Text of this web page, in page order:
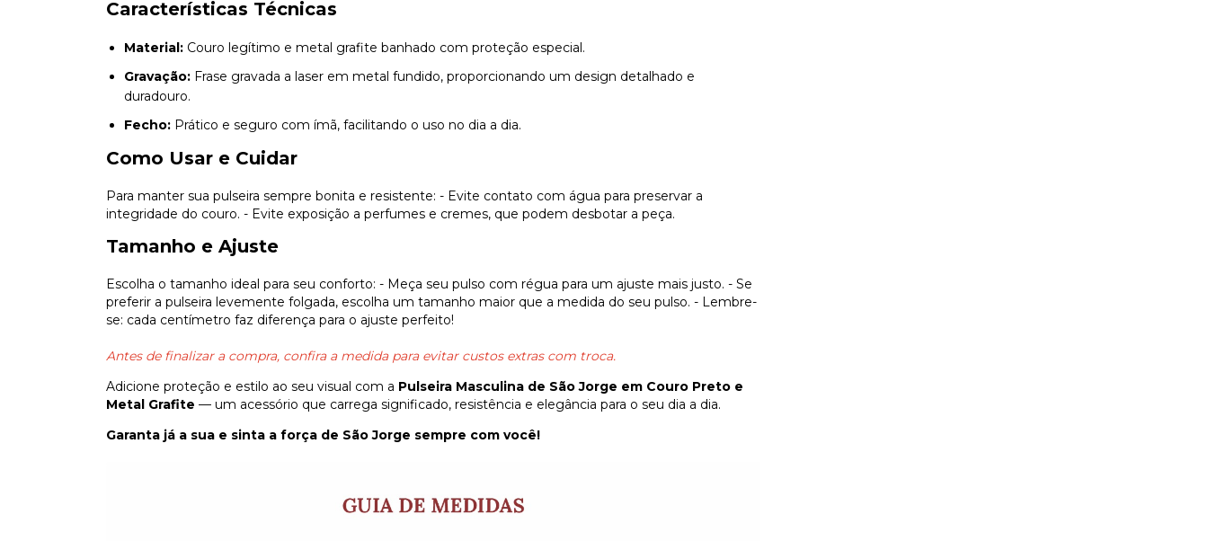
Características Técnicas
Material: Couro legítimo e metal grafite banhado com proteção especial.
Gravação: Frase gravada a laser em metal fundido, proporcionando um design detalhado e
duradouro.
Fecho: Prático e seguro com ímã, facilitando o uso no dia a dia.
Como Usar e Cuidar
Para manter sua pulseira sempre bonita e resistente: - Evite contato com água para preservar a
integridade do couro. - Evite exposição a perfumes e cremes, que podem desbotar a peça.
Tamanho e Ajuste
Escolha o tamanho ideal para seu conforto: - Meça seu pulso com régua para um ajuste mais justo. - Se
preferir a pulseira levemente folgada, escolha um tamanho maior que a medida do seu pulso. - Lembre-
se: cada centímetro faz diferença para o ajuste perfeito!
Antes de finalizar a compra, confira a medida para evitar custos extras com troca.
Adicione proteção e estilo ao seu visual com a Pulseira Masculina de São Jorge em Couro Preto e
Metal Grafite — um acessório que carrega significado, resistência e elegância para o seu dia a dia.
Garanta já a sua e sinta a força de São Jorge sempre com você!